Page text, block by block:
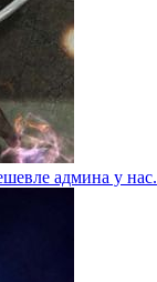
админа у нас.